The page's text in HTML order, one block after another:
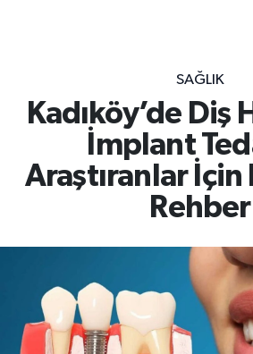
SAĞLIK
Kadıköy’de Diş
İmplant
Araştıranlar İçin
Rehber